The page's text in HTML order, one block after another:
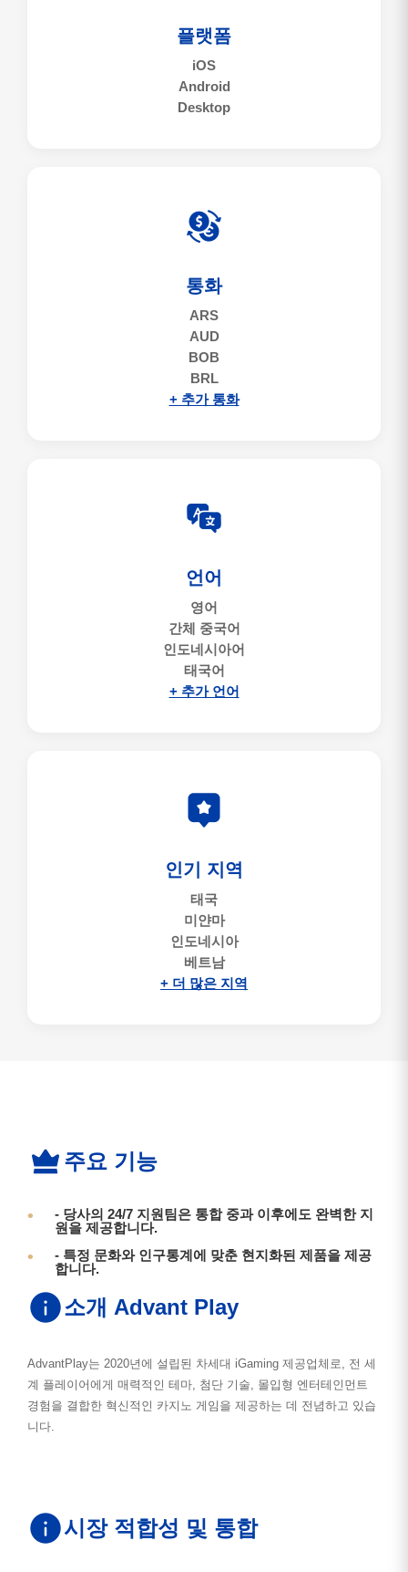
플랫폼
iOS
Android
Desktop
통화
ARS
AUD
BOB
BRL
+ 추가 통화
언어
영어
간체 중국어
인도네시아어
태국어
+ 추가 언어
인기 지역
태국
미얀마
인도네시아
베트남
+ 더 많은 지역
주요 기능
- 당사의 24/7 지원팀은 통합 중과 이후에도 완벽한 지
원을 제공합니다.
- 특정 문화와 인구통계에 맞춘 현지화된 제품을 제공
합니다.
소개 Advant Play
AdvantPlay는 2020년에 설립된 차세대 iGaming 제공업체로, 전 세
계 플레이어에게 매력적인 테마, 첨단 기술, 몰입형 엔터테인먼트
경험을 결합한 혁신적인 카지노 게임을 제공하는 데 전념하고 있습
니다.
시장 적합성 및 통합